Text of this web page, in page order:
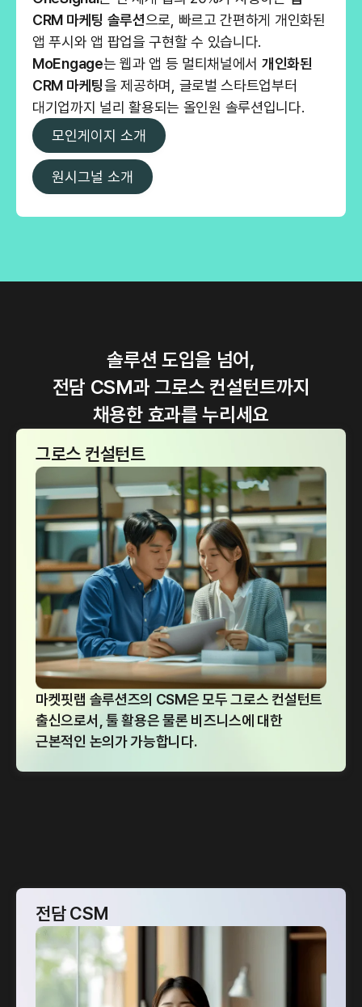
CRM 마케팅 솔루션으로, 빠르고 간편하게 개인화된
앱 푸시와 앱 팝업을 구현할 수 있습니다.
MoEngage는 웹과 앱 등 멀티채널에서 개인화된
CRM 마케팅을 제공하며, 글로벌 스타트업부터
대기업까지 널리 활용되는 올인원 솔루션입니다.
모인게이지 소개
원시그널 소개
솔루션 도입을 넘어,
전담 CSM과 그로스 컨설턴트까지
채용한 효과를 누리세요
그로스 컨설턴트
마켓핏랩 솔루션즈의 CSM은 모두 그로스 컨설턴트
출신으로서, 툴 활용은 물론 비즈니스에 대한
근본적인 논의가 가능합니다.
전담 CSM